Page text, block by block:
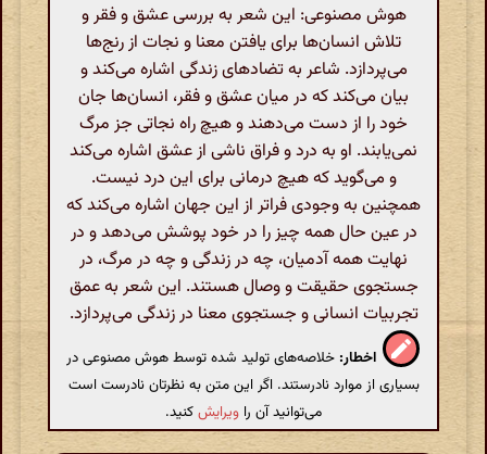
هوش مصنوعی: این شعر به بررسی عشق و فقر و
تلاش انسان‌ها برای یافتن معنا و نجات از رنج‌ها
می‌پردازد. شاعر به تضادهای زندگی اشاره می‌کند و
بیان می‌کند که در میان عشق و فقر، انسان‌ها جان
خود را از دست می‌دهند و هیچ راه نجاتی جز مرگ
نمی‌یابند. او به درد و فراق ناشی از عشق اشاره می‌کند
و می‌گوید که هیچ درمانی برای این درد نیست.
همچنین به وجودی فراتر از این جهان اشاره می‌کند که
در عین حال همه چیز را در خود پوشش می‌دهد و در
نهایت همه آدمیان، چه در زندگی و چه در مرگ، در
جستجوی حقیقت و وصال هستند. این شعر به عمق
تجربیات انسانی و جستجوی معنا در زندگی می‌پردازد.
اخطار: خلاصه‌های تولید شده توسط هوش مصنوعی در
بسیاری از موارد نادرستند. اگر این متن به نظرتان نادرست است
می‌توانید آن را ویرایشکنید.